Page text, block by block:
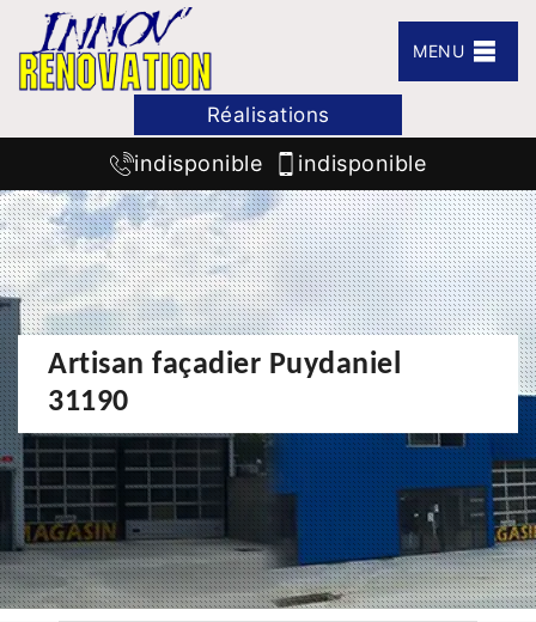
MENU
Réalisations
indisponible indisponible
Artisan façadier Puydaniel
31190